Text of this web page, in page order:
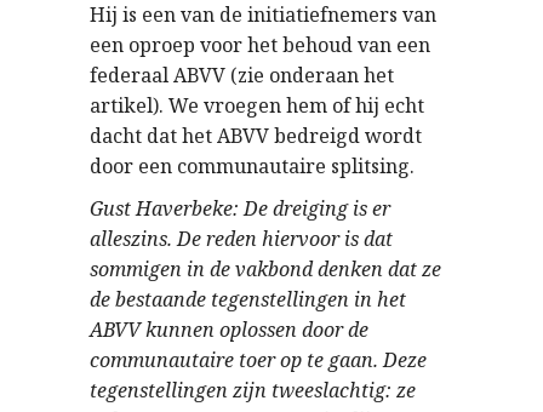
Hij is een van de initiatiefnemers van
een oproep voor het behoud van een
federaal ABVV (zie onderaan het
artikel). We vroegen hem of hij echt
dacht dat het ABVV bedreigd wordt
door een communautaire splitsing.
Gust Haverbeke: De dreiging is er
alleszins. De reden hiervoor is dat
sommigen in de vakbond denken dat ze
de bestaande tegenstellingen in het
ABVV kunnen oplossen door de
communautaire toer op te gaan. Deze
tegenstellingen zijn tweeslachtig: ze